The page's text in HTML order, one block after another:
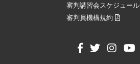
審判講習会スケジュール
審判員機構規約